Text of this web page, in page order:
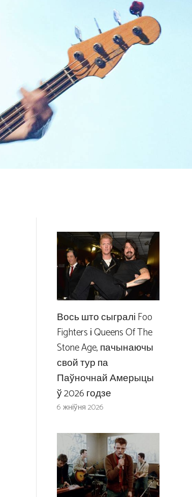
Вось што сыгралі Foo
Fighters і Queens Of The
Stone Age, пачынаючы
свой тур па
Паўночнай Амерыцы
ў 2026 годзе
6 жніўня 2026